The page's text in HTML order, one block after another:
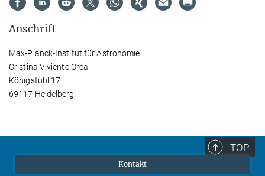
Anschrift
Max-Planck-Institut für Astronomie
Cristina Viviente Orea
Königstuhl 17
69117 Heidelberg
TOP
Kontakt